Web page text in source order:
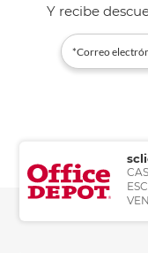
Y recibe